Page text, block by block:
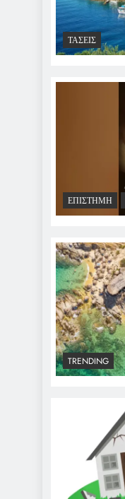
ΤΆΣΕΙΣ
ΕΠΙΣΤΉΜΗ
TRENDING